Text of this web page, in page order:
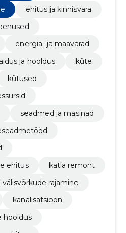
ehitus ja kinnisvara
energia- ja maavarad
ja hooldus
küte
kütused
seadmed ja masinad
ehitus
katla remont
rajamine
kanalisatsioon
hooldus